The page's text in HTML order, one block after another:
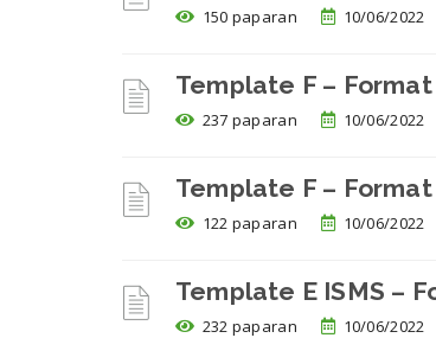
150 paparan 10/06/2022
Template F –
237 paparan 10/06/2022
Template F –
122 paparan 10/06/2022
Template E ISMS –
232 paparan 10/06/2022